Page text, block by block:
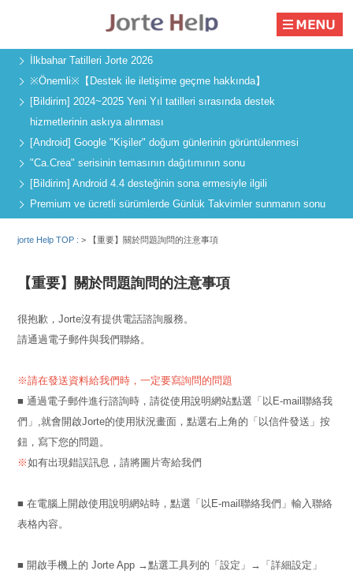
İlkbahar Tatilleri Jorte 2026
※Önemli※【Destek ile iletişime geçme hakkında】
[Bildirim] 2024~2025 Yeni Yıl tatilleri sırasında destek
hizmetlerinin askıya alınması
[Android] Google "Kişiler" doğum günlerinin görüntülenmesi
"Ca.Crea" serisinin temasının dağıtımının sonu
[Bildirim] Android 4.4 desteğinin sona ermesiyle ilgili
Premium ve ücretli sürümlerde Günlük Takvimler sunmanın sonu
jorte Help TOP :> 【重要】關於問題詢問的注意事項
【重要】關於問題詢問的注意事項
很抱歉，Jorte沒有提供電話諮詢服務。
請通過電子郵件與我們聯絡。
※請在發送資料給我們時，一定要寫詢問的問題
■ 通過電子郵件進行諮詢時，請從使用說明網站點選「以E-mail聯絡我
們」,就會開啟Jorte的使用狀況畫面，點選右上角的「以信件發送」按
鈕，寫下您的問題。
※如有出現錯誤訊息，請將圖片寄給我們
■ 在電腦上開啟使用說明網站時，點選「以E-mail聯絡我們」輸入聯絡
表格內容。
■ 開啟手機上的 Jorte App →點選工具列的「設定」→「詳細設定」